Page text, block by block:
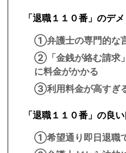
「退職１１０番」のデ
①弁護士の専門的な
②「金銭が絡む請求
に料金がかかる
③利用料金が高すぎ
「退職１１０番」の良
①希望通り即日退職